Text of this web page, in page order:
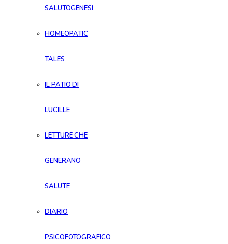
SALUTOGENESI
HOMEOPATIC
TALES
IL PATIO DI
LUCILLE
LETTURE CHE
GENERANO
SALUTE
DIARIO
PSICOFOTOGRAFICO